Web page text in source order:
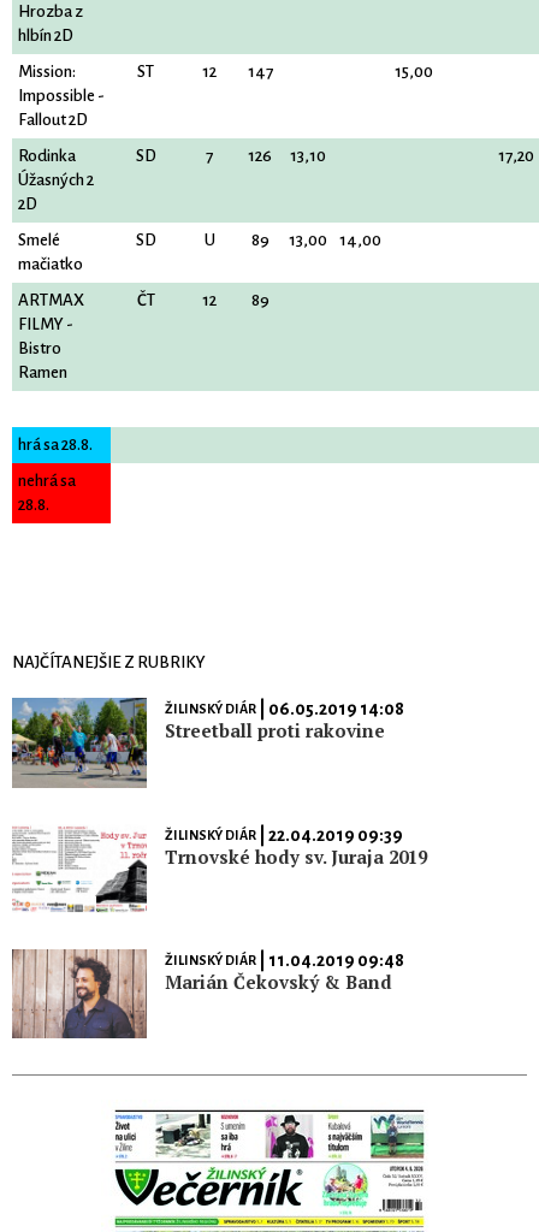
Hrozba z
hlbín 2D
Mission:
Impossible -
Fallout 2D
ST 12 147 15,00
Rodinka
Úžasných 2
2D
SD 7 126 13,10 17,20
Smelé
mačiatko
SD U 89 13,00 14,00
ARTMAX
FILMY -
Bistro
Ramen
ČT 12 89
hrá sa 28.8.
nehrá sa
28.8.
NAJČÍTANEJŠIE Z RUBRIKY
ŽILINSKÝ DIÁR| 06.05.2019 14:08
Streetball proti rakovine
ŽILINSKÝ DIÁR| 22.04.2019 09:39
Trnovské hody sv. Juraja 2019
ŽILINSKÝ DIÁR| 11.04.2019 09:48
Marián Čekovský & Band